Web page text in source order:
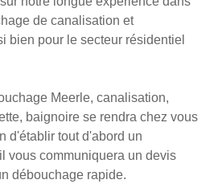
de canalisation et
bien pour le secteur résidentiel
Meerle, canalisation,
baignoire se rendra chez vous
d'établir tout d'abord un
vous communiquera un devis
débouchage rapide.